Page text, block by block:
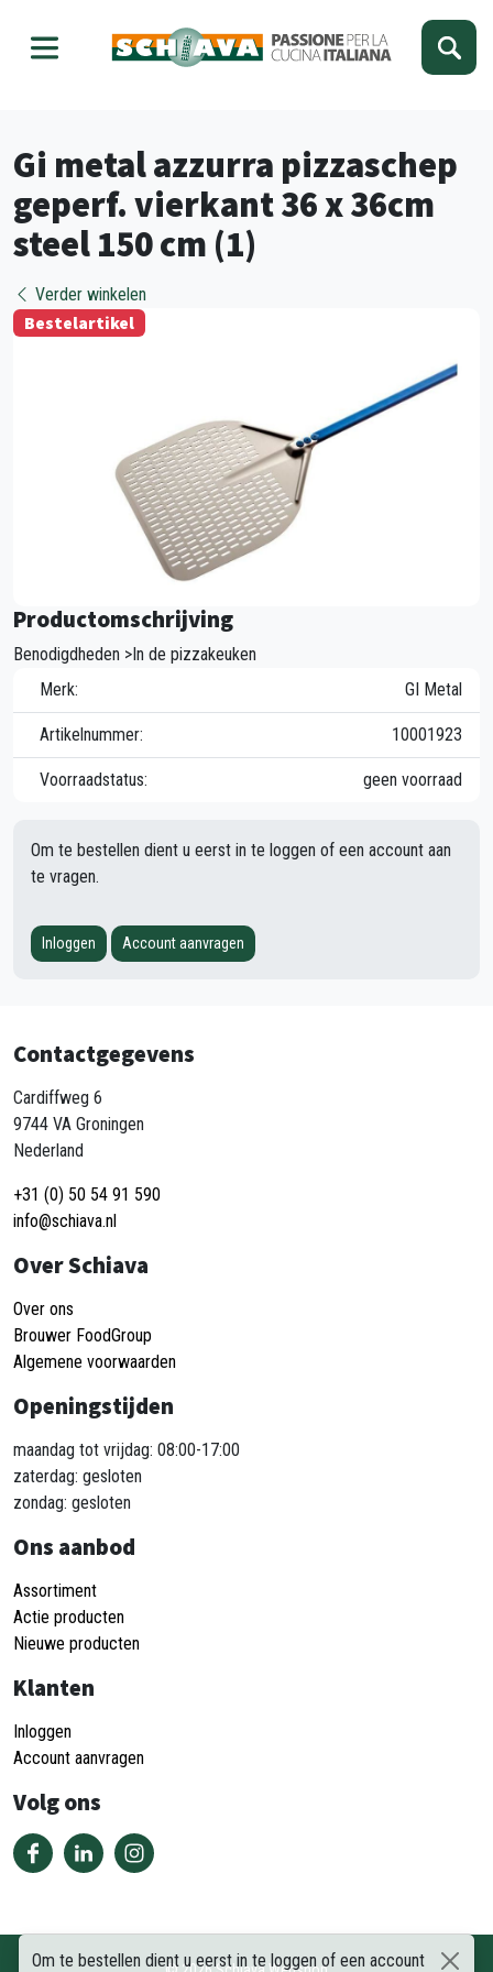
Gi metal azzurra pizzaschep
geperf. vierkant 36 x 36cm
steel 150 cm (1)
Verder winkelen
Bestelartikel
Productomschrijving
Benodigdheden >In de pizzakeuken
Merk:
GI Metal
Artikelnummer: 10001923
Voorraadstatus: geen voorraad
Om te bestellen dient u eerst in te loggen of een account aan
te vragen.
Inloggen Account aanvragen
Om te bestellen dient u eerst in te loggen of een account
Contactgegevens
Cardiffweg 6
9744 VA Groningen
Nederland
+31 (0) 50 54 91 590
info@schiava.nl
Over Schiava
Over ons
Brouwer FoodGroup
Algemene voorwaarden
Openingstijden
maandag tot vrijdag: 08:00-17:00
zaterdag: gesloten
zondag: gesloten
Ons aanbod
Assortiment
Actie producten
Nieuwe producten
Klanten
Inloggen
Account aanvragen
Volg ons